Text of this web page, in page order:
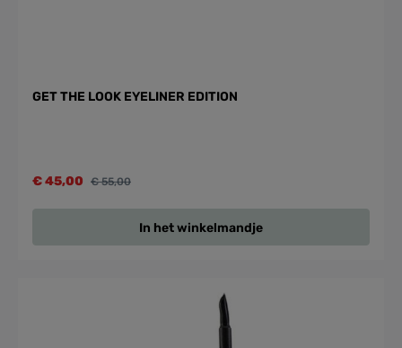
GET THE LOOK EYELINER EDITION
€ 45,00 € 55,00
In het winkelmandje